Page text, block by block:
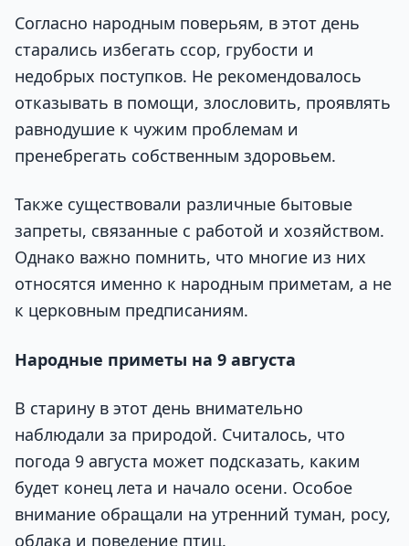
Согласно народным поверьям, в этот день
старались избегать ссор, грубости и
недобрых поступков. Не рекомендовалось
отказывать в помощи, злословить, проявлять
равнодушие к чужим проблемам и
пренебрегать собственным здоровьем.
Также существовали различные бытовые
запреты, связанные с работой и хозяйством.
Однако важно помнить, что многие из них
относятся именно к народным приметам, а не
к церковным предписаниям.
Народные приметы на 9 августа
В старину в этот день внимательно
наблюдали за природой. Считалось, что
погода 9 августа может подсказать, каким
будет конец лета и начало осени. Особое
внимание обращали на утренний туман, росу,
облака и поведение птиц.